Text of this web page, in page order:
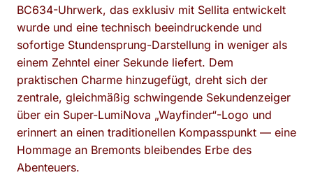
BC634-Uhrwerk, das exklusiv mit Sellita entwickelt
wurde und eine technisch beeindruckende und
sofortige Stundensprung-Darstellung in weniger als
einem Zehntel einer Sekunde liefert. Dem
praktischen Charme hinzugefügt, dreht sich der
zentrale, gleichmäßig schwingende Sekundenzeiger
über ein Super-LumiNova „Wayfinder“-Logo und
erinnert an einen traditionellen Kompasspunkt — eine
Hommage an Bremonts bleibendes Erbe des
Abenteuers.